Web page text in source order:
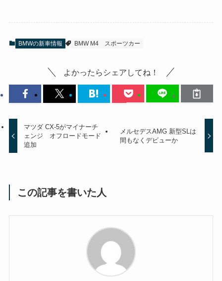
BMWの新車情報 BMW M4 スポーツカー
よかったらシェアしてね！
マツダ CX-5がマイナーチ
ェンジ オフロードモード
追加
メルセデスAMG 新型SLは
間もなくデビューか
この記事を書いた人